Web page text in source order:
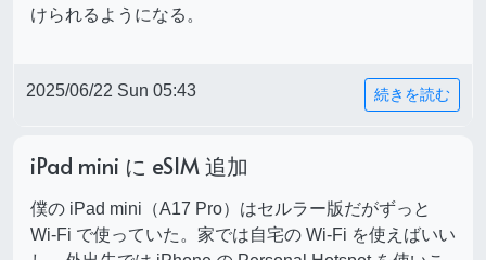
けられるようになる。
2025/06/22 Sun 05:43 続きを読む
iPad mini に eSIM 追加
僕の iPad mini（A17 Pro）はセルラー版だがずっと
Wi-Fi で使っていた。家では自宅の Wi-Fi を使えばいい